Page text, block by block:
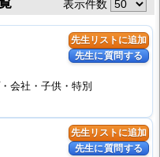
表示件数
先生リストに追加
先生に質問する
会社・子供・特別
先生リストに追加
先生に質問する